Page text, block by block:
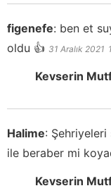
figenefe: ben et
oldu 👍 31 Aralık 2021
Kevserin
Halime: Şehriyeleri
ile beraber mi
Kevserin